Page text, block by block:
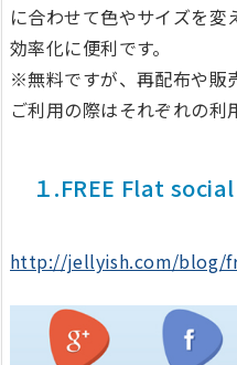
に合わせて色やサイズを変
効率化に便利です。
※無料ですが、再配布や販
ご利用の際はそれぞれの利
１.FREE Flat
http://jellyish.com/blog/